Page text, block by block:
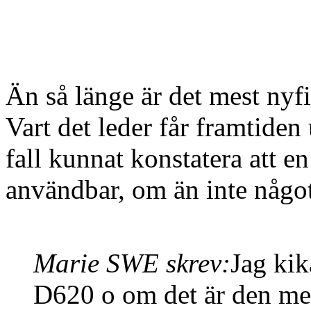
Än så länge är det mest
Vart det leder får
fall kunnat konstatera att
användbar, om än inte
Marie SWE skrev:Jag
D620 o om det är den